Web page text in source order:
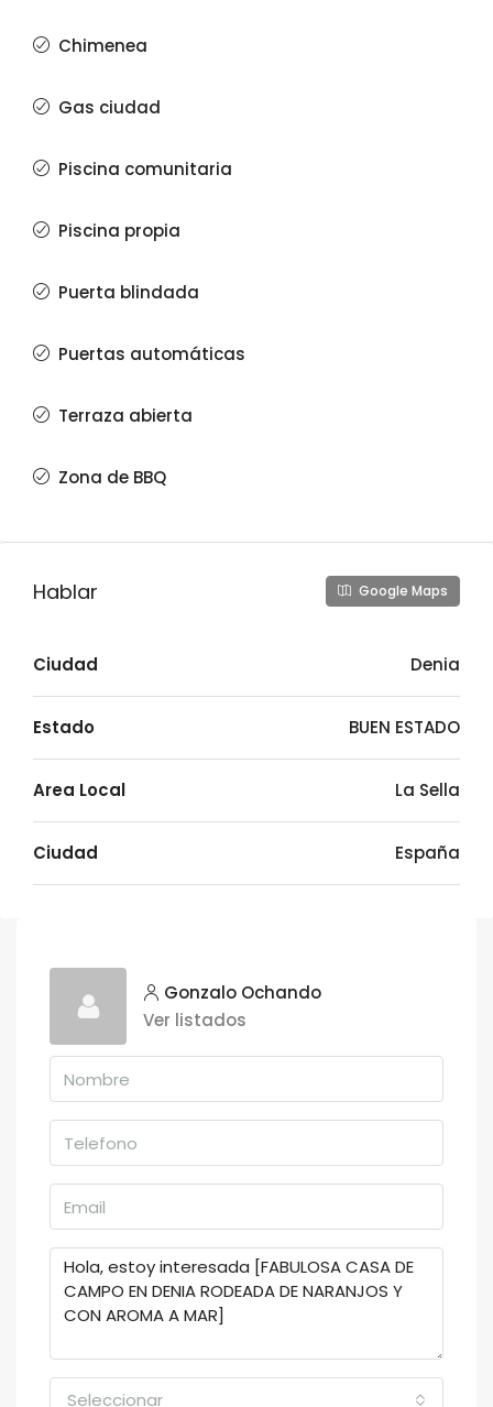
Chimenea
Gas ciudad
Piscina comunitaria
Piscina propia
Puerta blindada
Puertas automáticas
Terraza abierta
Zona de BBQ
Hablar Google Maps
Ciudad Denia
Estado BUEN ESTADO
Area Local La Sella
Ciudad España
Gonzalo Ochando
Ver listados
Seleccionar